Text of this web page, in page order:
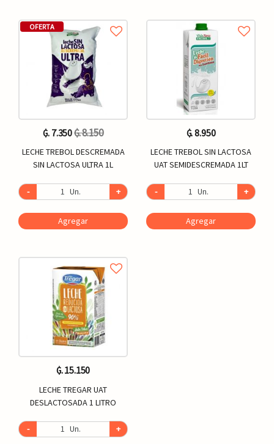
OFERTA
₲. 7.350₲. 8.150
LECHE TREBOL DESCREMADA
SIN LACTOSA ULTRA 1L
- Un. +
Agregar
₲. 8.950
LECHE TREBOL SIN LACTOSA
UAT SEMIDESCREMADA 1LT
- Un. +
Agregar
₲. 15.150
LECHE TREGAR UAT
DESLACTOSADA 1 LITRO
- Un. +